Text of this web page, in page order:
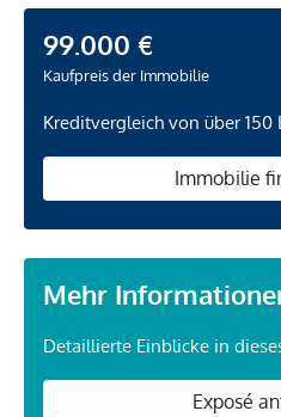
99.000 €
Kaufpreis der Immobilie
Kreditvergleich von über 150
Immobilie
Mehr
Detaillierte Einblicke in
Exposé